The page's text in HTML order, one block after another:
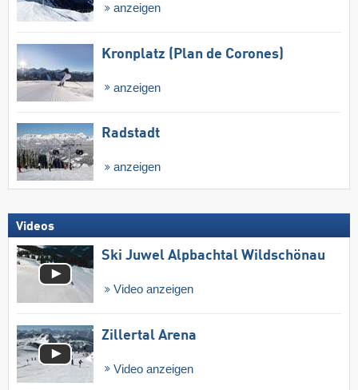
anzeigen
Kronplatz (Plan de Corones)
anzeigen
Radstadt
anzeigen
Videos
Ski Juwel Alpbachtal Wildschönau
Video anzeigen
Zillertal Arena
Video anzeigen